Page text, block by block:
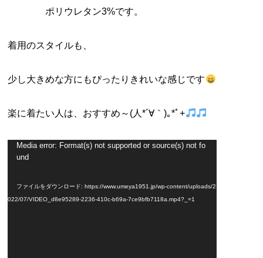
ポリウレタン3%です。
着用のスタイルも、
少し大きめな方にもぴったりきれいな感じです
楽に着たい人は、おすすめ～(人*´∀｀)｡*ﾟ+
Media error: Format(s) not supported or source(s) not fo
und
ファイルをダウンロード: https://www.umeya1951.jp/wp-content/uploads/2
022/07/VIDEO_d8e95289-2236-410c-b69a-7ce9bfb7118a.mp4?_=1